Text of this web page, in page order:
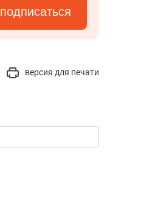
подписаться
версия для печати